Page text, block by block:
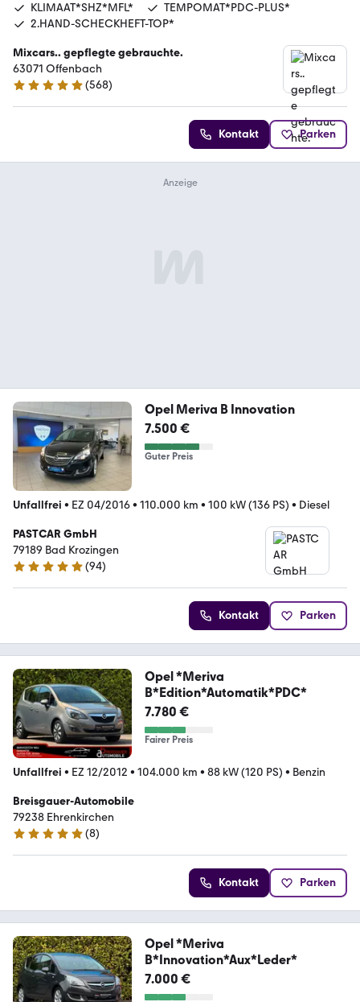
KLIMAAT*SHZ*MFL*
TEMPOMAT*PDC-PLUS*
2.HAND-SCHECKHEFT-TOP*
Mixcars.. gepflegte gebrauchte.
63071 Offenbach
4.8 Sterne
(568)
Kontakt Parken
Opel Meriva B Innovation
7.500 €
Guter Preis
Unfallfrei • EZ 04/2016• 110.000 km • 100 kW (136 PS) • Diesel
PASTCAR GmbH
79189 Bad Krozingen
5 Sterne
(94)
Kontakt Parken
Opel *Meriva
B*Edition*Automatik*PDC*
7.780 €
Fairer Preis
Unfallfrei • EZ 12/2012 • 104.000 km • 88 kW (120 PS) • Benzin
Breisgauer-Automobile
79238 Ehrenkirchen
5 Sterne
(8)
Kontakt Parken
Opel *Meriva
B*Innovation*Aux*Leder*
7.000 €